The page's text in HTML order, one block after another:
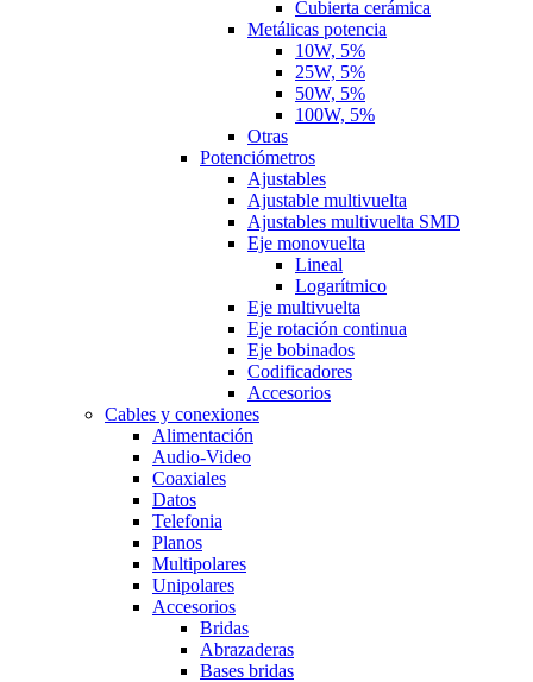
Cubierta cerámica
Metálicas potencia
10W, 5%
25W, 5%
50W, 5%
100W, 5%
Otras
Potenciómetros
Ajustables
Ajustable multivuelta
Ajustables multivuelta SMD
Eje monovuelta
Lineal
Logarítmico
Eje multivuelta
Eje rotación continua
Eje bobinados
Codificadores
Accesorios
Cables y conexiones
Alimentación
Audio-Video
Coaxiales
Datos
Telefonia
Planos
Multipolares
Unipolares
Accesorios
Bridas
Abrazaderas
Bases bridas